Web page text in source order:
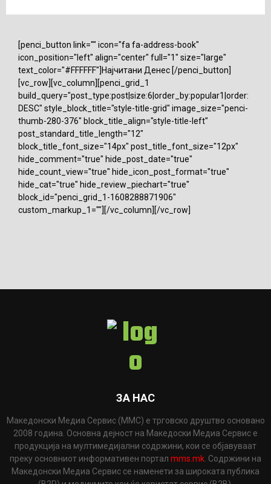
[penci_button link="" icon="fa fa-address-book"
icon_position="left" align="center" full="1" size="large"
text_color="#FFFFFF"]Најчитани Денес [/penci_button]
[vc_row][vc_column][penci_grid_1
build_query="post_type:post|size:6|order_by:popular1|order:
DESC" style_block_title="style-title-grid" image_size="penci-
thumb-280-376" block_title_align="style-title-left"
post_standard_title_length="12"
block_title_font_size="14px" post_title_font_size="12px"
hide_comment="true" hide_post_date="true"
hide_count_view="true" hide_icon_post_format="true"
hide_cat="true" hide_review_piechart="true"
block_id="penci_grid_1-1608288871906"
custom_markup_1=""][/vc_column][/vc_row]
ЗА НАС
Македонски Медиа Сервис (ММС) е трговско друштво основано
2008 година. Основна дејност на Македоски Медиа Сервис е
продукција на мултимедијални содржини, кои се објавуваат
преку основниот информативен портал mms.mk . Содржини на
Македонски Медиа Сервис се наменети за широката публика